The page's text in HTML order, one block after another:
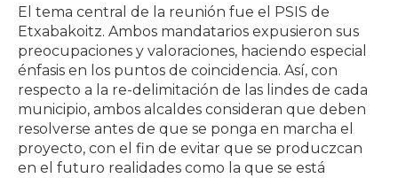
El tema central de la reunión fue el PSIS de
Etxabakoitz. Ambos mandatarios expusieron sus
preocupaciones y valoraciones, haciendo especial
énfasis en los puntos de coincidencia. Así, con
respecto a la re-delimitación de las lindes de cada
municipio, ambos alcaldes consideran que deben
resolverse antes de que se ponga en marcha el
proyecto, con el fin de evitar que se produczcan
en el futuro realidades como la que se está